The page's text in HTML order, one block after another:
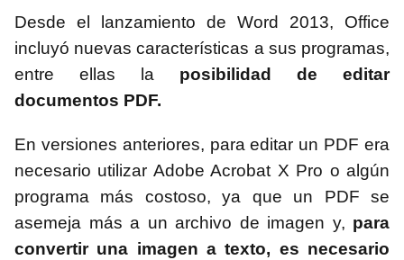
Desde el lanzamiento de Word 2013, Office
incluyó nuevas características a sus programas,
entre ellas la posibilidad de editar
documentos PDF.
En versiones anteriores, para editar un PDF era
necesario utilizar Adobe Acrobat X Pro o algún
programa más costoso, ya que un PDF se
asemeja más a un archivo de imagen y, para
convertir una imagen a texto, es necesario